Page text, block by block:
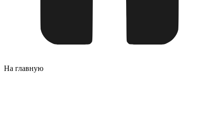
На главную